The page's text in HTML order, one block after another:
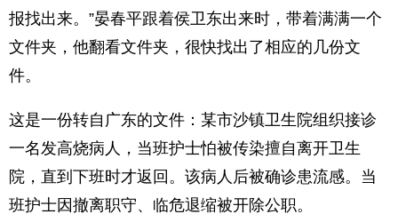
报找出来。”晏春平跟着侯卫东出来时，带着满满一个
文件夹，他翻看文件夹，很快找出了相应的几份文
件。
这是一份转自广东的文件：某市沙镇卫生院组织接诊
一名发高烧病人，当班护士怕被传染擅自离开卫生
院，直到下班时才返回。该病人后被确诊患流感。当
班护士因撤离职守、临危退缩被开除公职。